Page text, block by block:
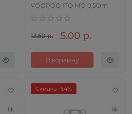
VOOPOO ITO MO 0.5Om
13.50 р. 5.00 р.
В корзину
Скидка -64%